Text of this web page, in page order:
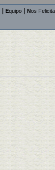
Equipo Nos